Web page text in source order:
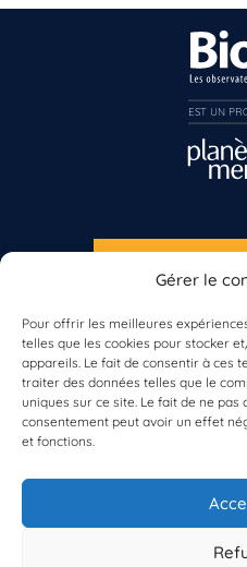
Gérer le
Pour offrir les meilleures
telles que les cookies pour stocker
appareils. Le fait de consentir à ces
traiter des données telles que le
uniques sur ce site. Le fait de ne
consentement peut avoir un effet
et fonctions.
À propos
Vos données
Résultats
S'INSCRIRE À
Vous n’êtes pas
Inscrivez-vous